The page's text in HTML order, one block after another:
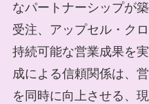
なパートナーシップが
受注、アップセル・ク
持続可能な営業成果を
成による信頼関係は、
を同時に向上させる、